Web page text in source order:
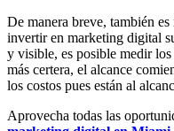
De manera breve, también
invertir en marketing digital
y visible, es posible medir
más certera, el alcance
los costos pues están al
Aprovecha todas las